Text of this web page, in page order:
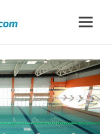
MENU